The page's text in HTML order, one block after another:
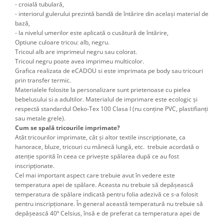
- croială tubulară,
- interiorul gulerului prezintă bandă de întărire din același material de
bază,
- la nivelul umerilor este aplicată o cusătură de întărire,
Optiune culoare tricou: alb, negru.
Tricoul alb are imprimeul negru sau colorat.
Tricoul negru poate avea imprimeu multicolor.
Grafica realizata de eCADOU si este imprimata pe body sau tricouri
prin transfer termic.
Materialele folosite la personalizare sunt prietenoase cu pielea
bebelusului si a adultilor. Materialul de imprimare este ecologic și
respectă standardul Oeko-Tex 100 Clasa I (nu conține PVC, plastifianți
sau metale grele).
Cum se spală tricourile imprimate?
Atât tricourilor imprimate, cât şi altor textile inscripţionate, ca
hanorace, bluze, tricouri cu mânecă lungă, etc. trebuie acordată o
atenţie sporită în ceea ce priveşte spălarea după ce au fost
inscripţionate.
Cel mai important aspect care trebuie avut în vedere este
temperatura apei de spălare. Aceasta nu trebuie să depăşească
temperatura de spălare indicată pentru folia adezivă ce s-a folosit
pentru inscripţionare. În general această temperatură nu trebuie să
depăşească 40º Celsius, însă e de preferat ca temperatura apei de